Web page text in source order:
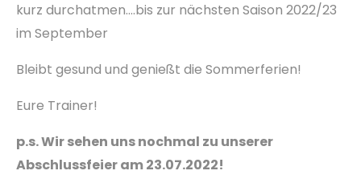
kurz durchatmen….bis zur nächsten Saison 2022/23
im September
Bleibt gesund und genießt die Sommerferien!
Eure Trainer!
p.s. Wir sehen uns nochmal zu unserer
Abschlussfeier am 23.07.2022!